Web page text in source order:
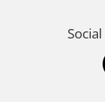
Social